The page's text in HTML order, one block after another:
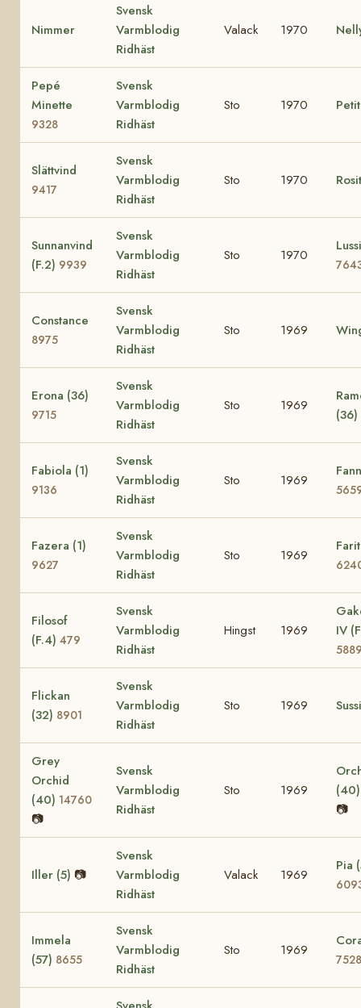
Nimmer
Svensk
Varmblodig
Ridhäst
Valack 1970
Pepé
Minette
9328
Svensk
Varmblodig
Ridhäst
Sto 1970
Slättvind
9417
Svensk
Varmblodig
Ridhäst
Sto 1970
Sunnanvind
(F.2) 9939
Svensk
Varmblodig
Ridhäst
Sto 1970
Constance
8975
Svensk
Varmblodig
Ridhäst
Sto 1969
Erona (36)
9715
Svensk
Varmblodig
Ridhäst
Sto 1969
(36)
Fabiola (1)
9136
Svensk
Varmblodig
Ridhäst
Sto 1969
Fazera (1)
9627
Svensk
Varmblodig
Ridhäst
Sto 1969
Filosof
(F.4) 479
Svensk
Varmblodig
Ridhäst
Hingst 1969
IV
Flickan
(32) 8901
Svensk
Varmblodig
Ridhäst
Sto 1969
Grey
Orchid
(40) 14760
📷
Svensk
Varmblodig
Ridhäst
Sto 1969
📷
Iller (5) 📷
Svensk
Varmblodig
Ridhäst
Valack 1969
Pia
Immela
(57) 8655
Svensk
Varmblodig
Ridhäst
Sto 1969
7528